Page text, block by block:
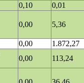
0,10
0,01
0,00 5,36
0,00
1.872,27
0,00
113,24